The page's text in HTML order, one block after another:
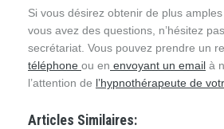
Si vous désirez obtenir de plus
vous avez des questions, n’hésitez
secrétariat. Vous pouvez prendre un
téléphone ou en envoyant un email à
l’attention de l’hypnothérapeute de
Articles Similaires: